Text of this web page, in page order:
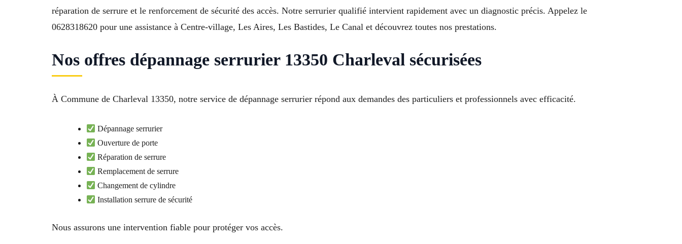
réparation de serrure et le renforcement de sécurité des accès. Notre serrurier qualifié intervient rapidement avec un diagnostic précis. Appelez le
0628318620 pour une assistance à Centre-village, Les Aires, Les Bastides, Le Canal et découvrez toutes nos prestations.
Nos offres dépannage serrurier 13350 Charleval sécurisées
À Commune de Charleval 13350, notre service de dépannage serrurier répond aux demandes des particuliers et professionnels avec efficacité.
Dépannage serrurier
Ouverture de porte
Réparation de serrure
Remplacement de serrure
Changement de cylindre
Installation serrure de sécurité
Nous assurons une intervention fiable pour protéger vos accès.